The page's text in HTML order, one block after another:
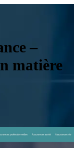
–
matière